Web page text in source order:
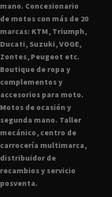
mano. Concesionario
de motos con más de 20
marcas: KTM, Triumph,
Ducati, Suzuki, VOGE,
Zontes, Peugeot etc.
Boutique de ropa y
complementos y
accesorios para moto.
Motos de ocasión y
segunda mano. Taller
mecánico, centro de
carrocería multimarca,
distribuidor de
recambios y servicio
posventa.